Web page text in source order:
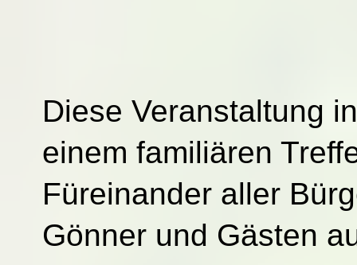
Diese Veranstaltung
einem familiären
Füreinander aller
Gönner und Gästen